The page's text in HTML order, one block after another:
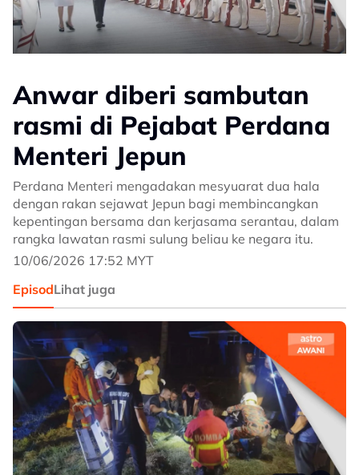
Anwar diberi sambutan
rasmi di Pejabat Perdana
Menteri Jepun
Perdana Menteri mengadakan mesyuarat dua hala
dengan rakan sejawat Jepun bagi membincangkan
kepentingan bersama dan kerjasama serantau, dalam
rangka lawatan rasmi sulung beliau ke negara itu.
10/06/2026 17:52 MYT
EpisodLihat juga